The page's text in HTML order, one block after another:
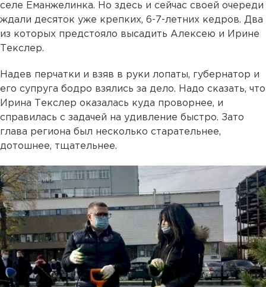
селе Еманжелинка. Но здесь и сейчас своей очереди
ждали десяток уже крепких, 6-7-летних кедров. Два
из которых предстояло высадить Алексею и Ирине
Текслер.
Надев перчатки и взяв в руки лопаты, губернатор и
его супруга бодро взялись за дело. Надо сказать, что
Ирина Текслер оказалась куда проворнее, и
справилась с задачей на удивление быстро. Зато
глава региона был несколько старательнее,
дотошнее, тщательнее.